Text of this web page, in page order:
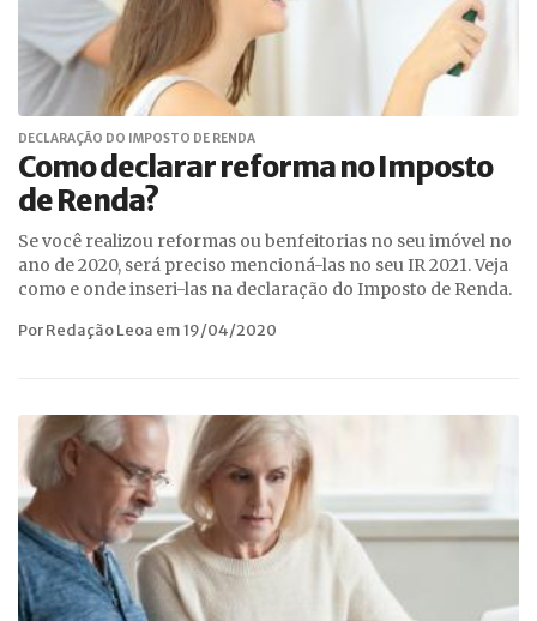
DECLARAÇÃO DO IMPOSTO DE RENDA
Como declarar reforma no Imposto
de Renda?
Se você realizou reformas ou benfeitorias no seu imóvel no
ano de 2020, será preciso mencioná-las no seu IR 2021. Veja
como e onde inseri-las na declaração do Imposto de Renda.
Por Redação Leoa em 19/04/2020